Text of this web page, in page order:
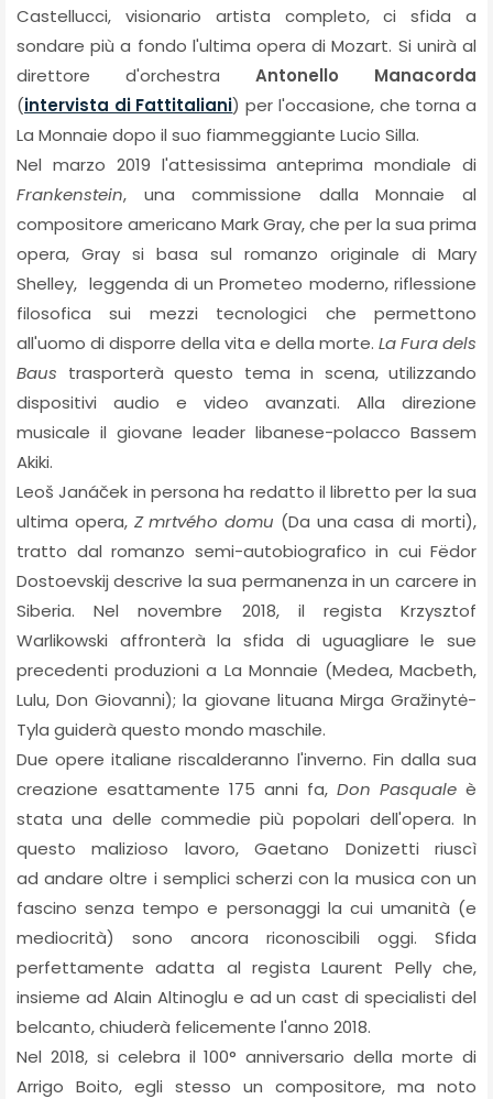
Castellucci, visionario artista completo, ci sfida a
sondare più a fondo l'ultima opera di Mozart. Si unirà al
direttore d'orchestra Antonello Manacorda
(intervista di Fattitaliani) per l'occasione, che torna a
La Monnaie dopo il suo fiammeggiante Lucio Silla.
Nel marzo 2019 l'attesissima anteprima mondiale di
Frankenstein, una commissione dalla Monnaie al
compositore americano Mark Gray, che per la sua prima
opera, Gray si basa sul romanzo originale di Mary
Shelley, leggenda di un Prometeo moderno, riflessione
filosofica sui mezzi tecnologici che permettono
all'uomo di disporre della vita e della morte. La Fura dels
Baus trasporterà questo tema in scena, utilizzando
dispositivi audio e video avanzati. Alla direzione
musicale il giovane leader libanese-polacco Bassem
Akiki.
Leoš Janáček in persona ha redatto il libretto per la sua
ultima opera, Z mrtvého domu (Da una casa di morti),
tratto dal romanzo semi-autobiografico in cui Fëdor
Dostoevskij descrive la sua permanenza in un carcere in
Siberia. Nel novembre 2018, il regista Krzysztof
Warlikowski affronterà la sfida di uguagliare le sue
precedenti produzioni a La Monnaie (Medea, Macbeth,
Lulu, Don Giovanni); la giovane lituana Mirga Gražinytė-
Tyla guiderà questo mondo maschile.
Due opere italiane riscalderanno l'inverno. Fin dalla sua
creazione esattamente 175 anni fa, Don Pasquale è
stata una delle commedie più popolari dell'opera. In
questo malizioso lavoro, Gaetano Donizetti riuscì
ad andare oltre i semplici scherzi con la musica con un
fascino senza tempo e personaggi la cui umanità (e
mediocrità) sono ancora riconoscibili oggi. Sfida
perfettamente adatta al regista Laurent Pelly che,
insieme ad Alain Altinoglu e ad un cast di specialisti del
belcanto, chiuderà felicemente l'anno 2018.
Nel 2018, si celebra il 100° anniversario della morte di
Arrigo Boito, egli stesso un compositore, ma noto